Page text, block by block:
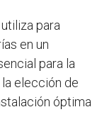
para
en un
para la
elección de
óptima